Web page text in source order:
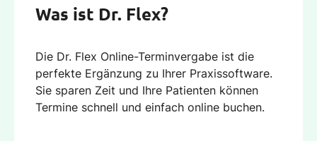
Was ist Dr. Flex?
Die Dr. Flex Online-Terminvergabe ist die
perfekte Ergänzung zu Ihrer Praxissoftware.
Sie sparen Zeit und Ihre Patienten können
Termine schnell und einfach online buchen.